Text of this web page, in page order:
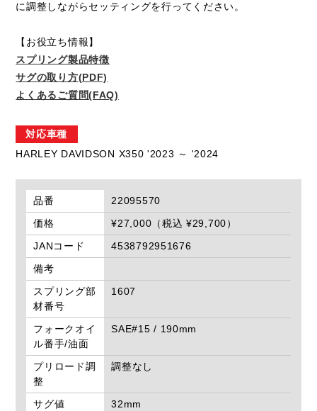
に調整しながらセッティングを行ってください。
【お役立ち情報】
スプリング製品特徴
サグの取り方(PDF)
よくあるご質問(FAQ)
対応車種
HARLEY DAVIDSON X350 '2023 ～ '2024
品番
22095570
価格
¥27,000（税込 ¥29,700）
JANコード
4538792951676
備考
スプリング部
材番号
1607
フォークオイ
ル番手/油面
SAE#15 / 190mm
プリロード調
整
調整なし
サグ値
32mm